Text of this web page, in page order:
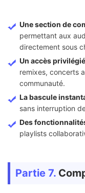
Une section de
permettant aux
directement sous
Un accès
remixes, concerts
communauté.
La bascule
sans interruption
Des
playlists
Partie 7.